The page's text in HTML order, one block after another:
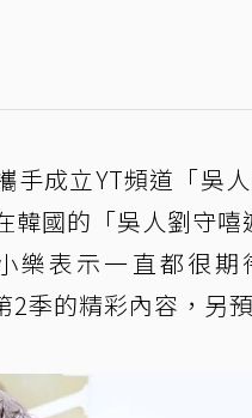
成立YT頻道「吳
韓國的「吳人劉守
樂表示一直都很
季的精彩內容，另